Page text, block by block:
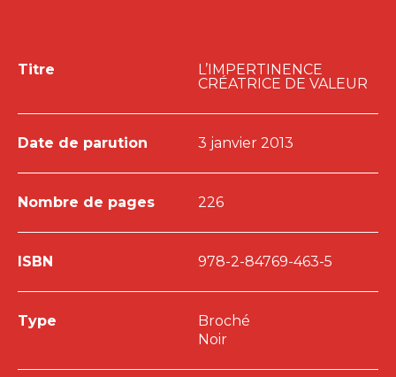
Titre
L’IMPERTINENCE
CRÉATRICE DE VALEUR
Date de parution 3 janvier 2013
Nombre de pages 226
ISBN 978-2-84769-463-5
Type
Broché
Noir